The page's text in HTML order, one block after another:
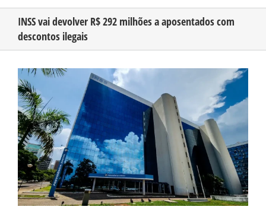
CONHEÇA O AMAZONAS
PUBLICIDADE
CONTATO
INSS vai devolver R$ 292 milhões a aposentados com
descontos ilegais
View
Larger
Image